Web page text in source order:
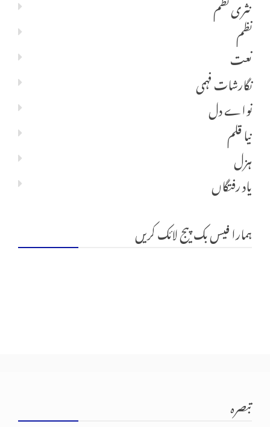
نثری نظم
نظم
نعت
نگارشات فہمی
نواے دل
نیا قلم
ہزل
یاد رفتگاں
ہمارا فیس بک پیج لائک کریں
تبصرہ